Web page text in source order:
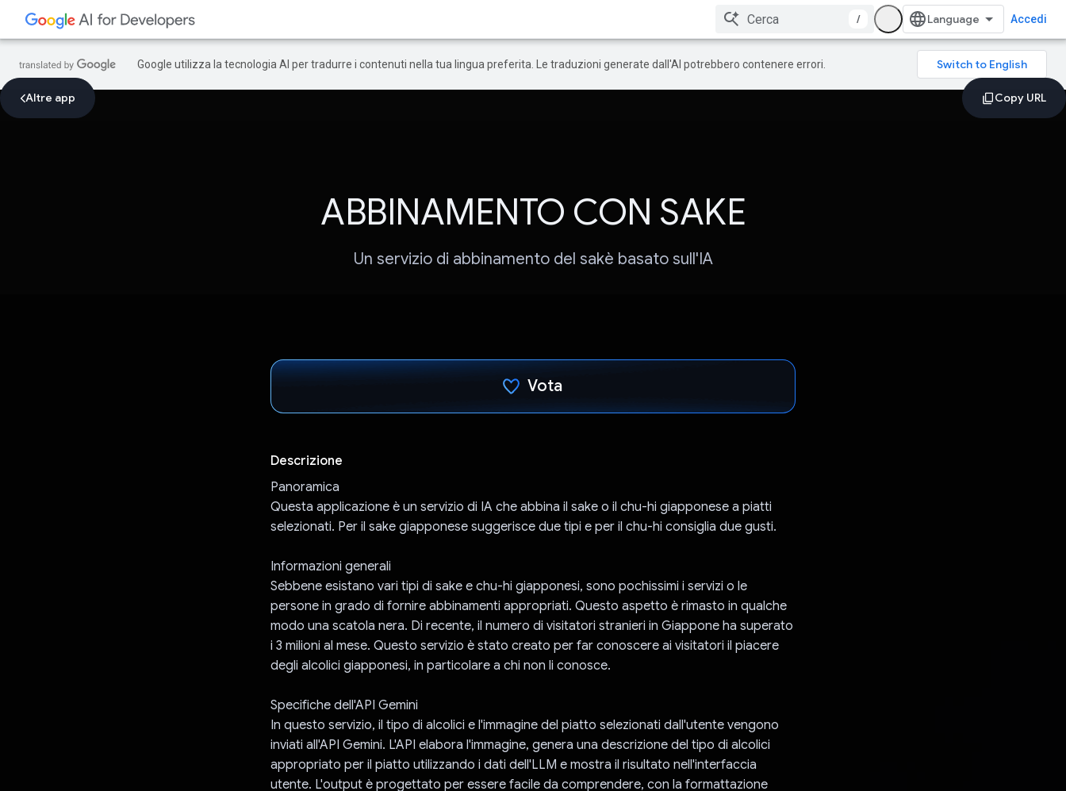
/ Accedi
Google utilizza la tecnologia AI per tradurre i contenuti nella tua lingua preferita. Le traduzioni generate dall'AI potrebbero contenere errori.
Altre app
ABBINAMENTO CON SAKE
Un servizio di abbinamento del sakè basato sull'IA
Vota
Descrizione
Panoramica
Questa applicazione è un servizio di IA che abbina il sake o il chu-hi giapponese a piatti
selezionati. Per il sake giapponese suggerisce due tipi e per il chu-hi consiglia due gusti.
Informazioni generali
Sebbene esistano vari tipi di sake e chu-hi giapponesi, sono pochissimi i servizi o le
persone in grado di fornire abbinamenti appropriati. Questo aspetto è rimasto in qualche
modo una scatola nera. Di recente, il numero di visitatori stranieri in Giappone ha superato
i 3 milioni al mese. Questo servizio è stato creato per far conoscere ai visitatori il piacere
degli alcolici giapponesi, in particolare a chi non li conosce.
Specifiche dell'API Gemini
In questo servizio, il tipo di alcolici e l'immagine del piatto selezionati dall'utente vengono
inviati all'API Gemini. L'API elabora l'immagine, genera una descrizione del tipo di alcolici
appropriato per il piatto utilizzando i dati dell'LLM e mostra il risultato nell'interfaccia
utente. L'output è progettato per essere facile da comprendere, con la formattazione